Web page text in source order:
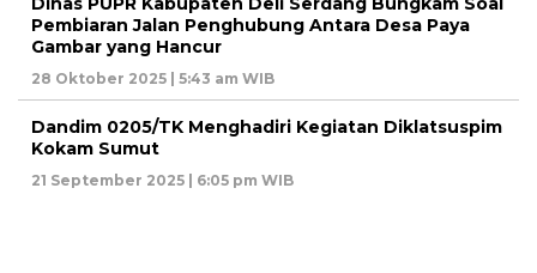
Pembiaran Jalan Penghubung Antara Desa Paya
Gambar yang Hancur
28 Oktober 2025 | 5:43 am WIB
Dandim 0205/TK Menghadiri Kegiatan Diklatsuspim
Kokam Sumut
21 September 2025 | 6:05 pm WIB